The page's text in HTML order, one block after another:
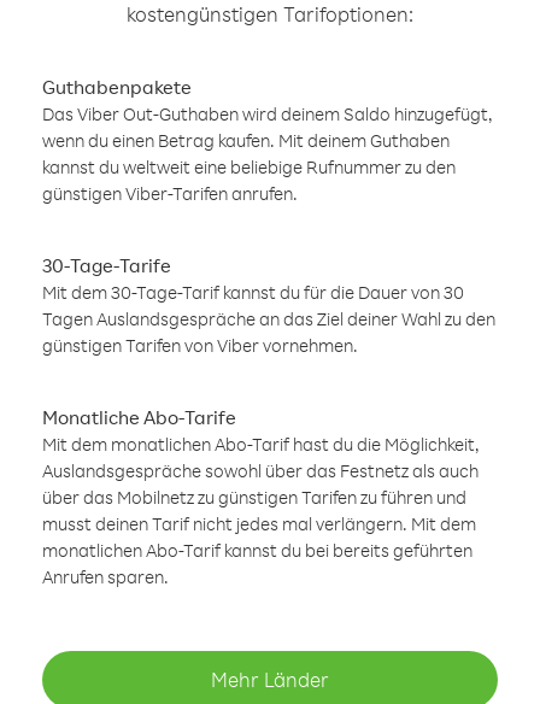
kostengünstigen Tarifoptionen:
Guthabenpakete
Das Viber Out-Guthaben wird deinem Saldo hinzugefügt,
wenn du einen Betrag kaufen. Mit deinem Guthaben
kannst du weltweit eine beliebige Rufnummer zu den
günstigen Viber-Tarifen anrufen.
30-Tage-Tarife
Mit dem 30-Tage-Tarif kannst du für die Dauer von 30
Tagen Auslandsgespräche an das Ziel deiner Wahl zu den
günstigen Tarifen von Viber vornehmen.
Monatliche Abo-Tarife
Mit dem monatlichen Abo-Tarif hast du die Möglichkeit,
Auslandsgespräche sowohl über das Festnetz als auch
über das Mobilnetz zu günstigen Tarifen zu führen und
musst deinen Tarif nicht jedes mal verlängern. Mit dem
monatlichen Abo-Tarif kannst du bei bereits geführten
Anrufen sparen.
Mehr Länder